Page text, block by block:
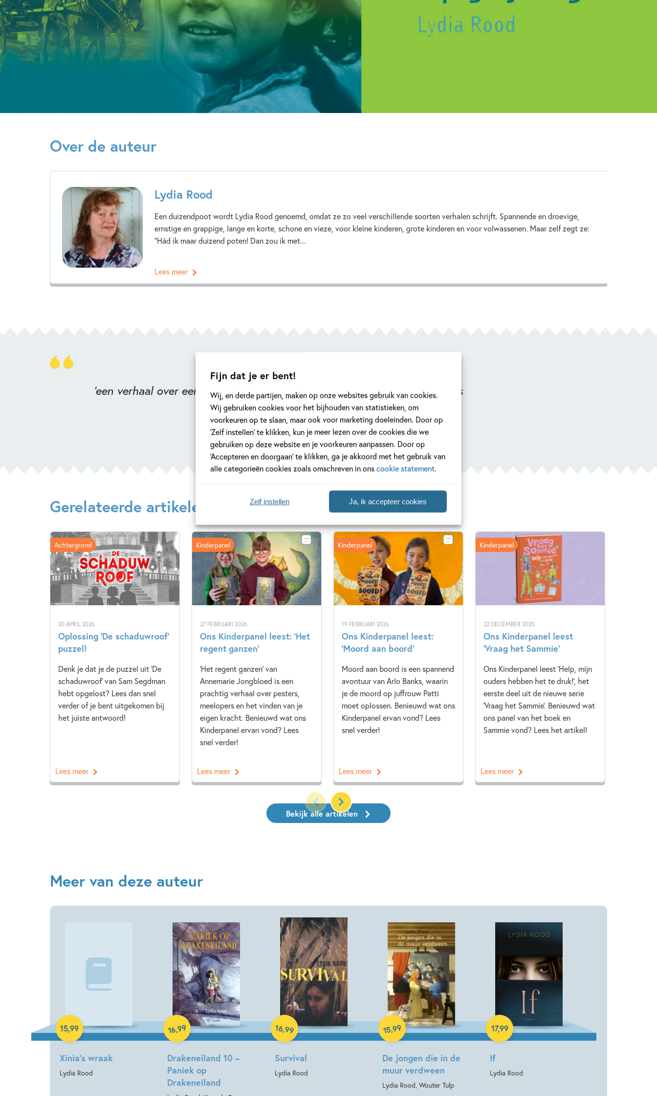
Fijn dat je er bent!
Wij, en derde partijen, maken op onze websites gebruik van cookies.
Wij gebruiken cookies voor het bijhouden van statistieken, om
voorkeuren op te slaan, maar ook voor marketing doeleinden. Door op
‘Zelf instellen’ te klikken, kun je meer lezen over de cookies die we
gebruiken op deze website en je voorkeuren aanpassen. Door op
‘Accepteren en doorgaan’ te klikken, ga je akkoord met het gebruik van
alle categorieën cookies zoals omschreven in onscookie statement.
Ja, ik accepteer cookies
Zelf instellen
12+ jaar Actie & avontuur
Diversiteit & inclusiviteit
Familie & gezin
Geschiedenis
Tweede Wereldoorlog
Over de auteur
Lydia Rood
Een duizendpoot wordt Lydia Rood genoemd, omdat ze zo veel verschillende soorten verhalen schrijft. Spannende en droevige,
ernstige en grappige, lange en korte, schone en vieze, voor kleine kinderen, grote kinderen en voor volwassenen. Maar zelf zegt ze:
“Hád ik maar duizend poten! Dan zou ik met...
Lees meer
'een verhaal over een dapper meisje, dat je helemaal meesleurt.' – 7 Days
Gerelateerde artikelen
20 APRIL 2026
Oplossing ‘De schaduwroof’
puzzel!
Denk je dat je de puzzel uit 'De
schaduwroof' van Sam Segdman
hebt opgelost? Lees dan snel
verder of je bent uitgekomen bij
het juiste antwoord!
Achtergrond
Lees meer
27 FEBRUARI 2026
Ons Kinderpanel leest: ‘Het
regent ganzen’
'Het regent ganzen' van
Annemarie Jongbloed is een
prachtig verhaal over pesters,
meelopers en het vinden van je
eigen kracht. Benieuwd wat ons
Kinderpanel ervan vond? Lees
snel verder!
Kinderpanel
Lees meer
19 FEBRUARI 2026
Ons Kinderpanel leest:
‘Moord aan boord’
Moord aan boord is een spannend
avontuur van Arlo Banks, waarin
je de moord op juffrouw Patti
moet oplossen. Benieuwd wat ons
Kinderpanel ervan vond? Lees
snel verder!
Kinderpanel
Lees meer
22 DECEMBER 2025
Ons Kinderpanel leest
‘Vraag het Sammie’
Ons Kinderpanel leest 'Help, mijn
ouders hebben het te druk!', het
eerste deel uit de nieuwe serie
'Vraag het Sammie'. Benieuwd wat
ons panel van het boek en
Sammie vond? Lees het artikel!
Kinderpanel
Lees meer
Bekijk alle artikelen
Meer van deze auteur
Xinia’s wraak
Lydia Rood
15,99
Drakeneiland 10 –
Paniek op
Drakeneiland
16,99
Hardcover
Survival
Lydia Rood
16,99
Paperback
De jongen die in de
muur verdween
Lydia Rood, Wouter Tulp
15,99
Paperback
If
Lydia Rood
17,99
Paperback